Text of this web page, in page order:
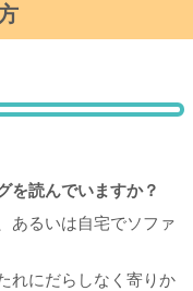
を読んでいますか？
あるいは自宅でソファ
れにだらしなく寄りか